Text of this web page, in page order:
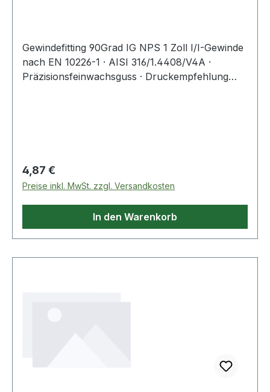
Gewindefitting 90Grad IG NPS 1 Zoll I/I-Gewinde
nach EN 10226-1 · AISI 316/1.4408/V4A ·
Präzisionsfeinwachsguss · Druckempfehlung
Regulärer Preis:
4,87 €
Preise inkl. MwSt. zzgl. Versandkosten
In den Warenkorb